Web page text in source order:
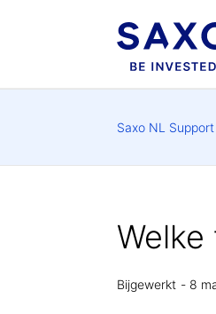
Saxo NL Support
Bijgewerkt 8